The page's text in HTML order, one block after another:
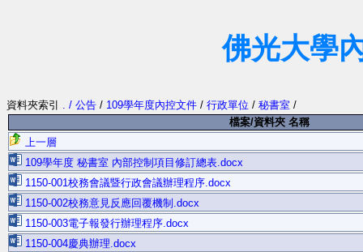
佛光大學
資料夾索引 . / 公告 / 109學年度內控文件 / 行政單位 / 秘書室 /
檔案/資料夾 名稱
上一層
109學年度 秘書室 內部控制項目修訂總表.docx
1150-001校務會議暨行政會議辦理程序.docx
1150-002校務意見反應回覆機制.docx
1150-003電子報發行辦理程序.docx
1150-004慶典辦理.docx